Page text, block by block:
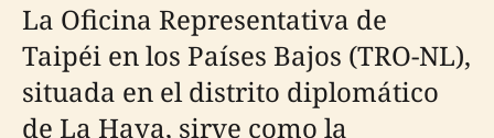
La Oficina Representativa de
Taipéi en los Países Bajos (TRO-NL),
situada en el distrito diplomático
de La Haya, sirve como la